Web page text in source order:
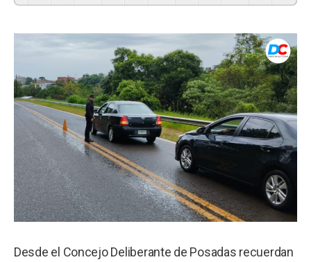
Desde el Concejo Deliberante de Posadas recuerdan